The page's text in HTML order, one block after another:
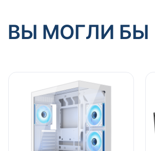
ВЫ МОГЛИ БЫ